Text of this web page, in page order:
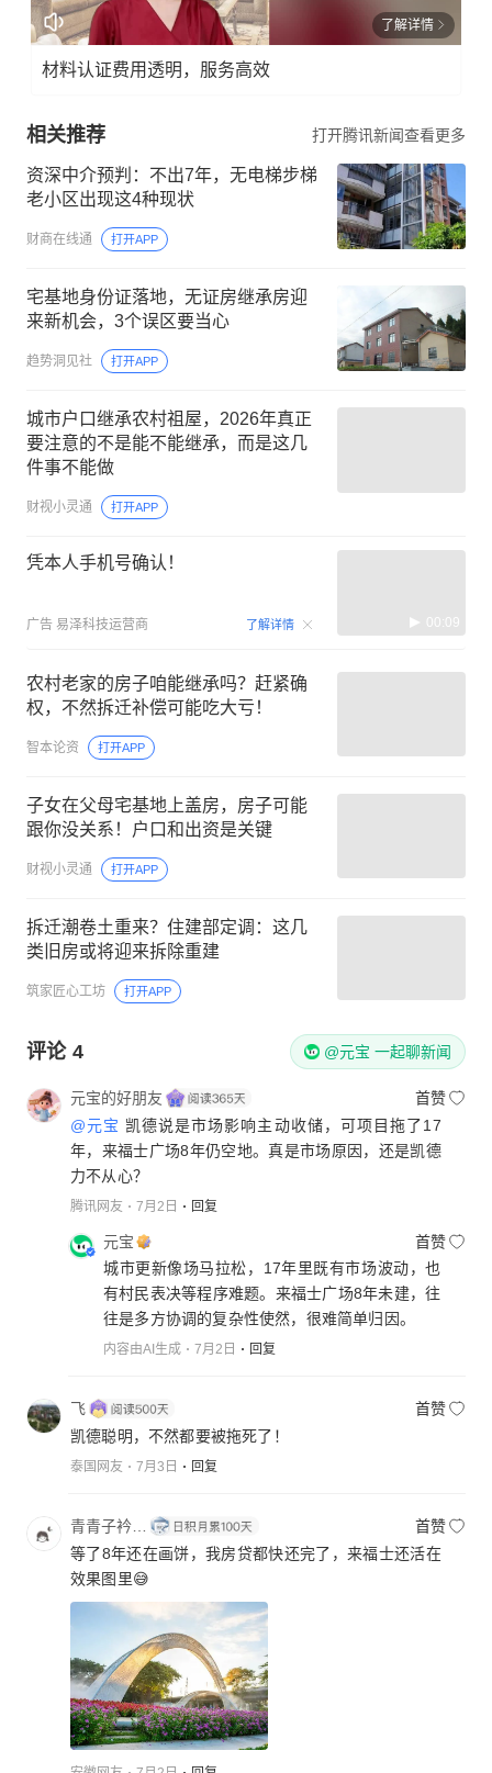
了解详情
材料认证费用透明，服务高效
相关推荐 打开腾讯新闻查看更多
资深中介预判：不出7年，无电梯步梯
老小区出现这4种现状
财商在线通 打开APP
宅基地身份证落地，无证房继承房迎
来新机会，3个误区要当心
趋势洞见社 打开APP
城市户口继承农村祖屋，2026年真正
要注意的不是能不能继承，而是这几
件事不能做
财视小灵通 打开APP
凭本人手机号确认！
广告 易泽科技运营商 了解详情 00:09
农村老家的房子咱能继承吗？赶紧确
权，不然拆迁补偿可能吃大亏！
智本论资 打开APP
子女在父母宅基地上盖房，房子可能
跟你没关系！户口和出资是关键
财视小灵通 打开APP
拆迁潮卷土重来？住建部定调：这几
类旧房或将迎来拆除重建
筑家匠心工坊 打开APP
评论 4 @元宝 一起聊新闻
元宝的好朋友
首赞
@元宝 凯德说是市场影响主动收储，可项目拖了17
年，来福士广场8年仍空地。真是市场原因，还是凯德
力不从心？
腾讯网友 7月2日 回复
元宝
首赞
城市更新像场马拉松，17年里既有市场波动，也
有村民表决等程序难题。来福士广场8年未建，往
往是多方协调的复杂性使然，很难简单归因。
内容由AI生成 7月2日 回复
飞
首赞
凯德聪明，不然都要被拖死了！
泰国网友 7月3日 回复
青青子衿…
首赞
等了8年还在画饼，我房贷都快还完了，来福士还活在
效果图里😅